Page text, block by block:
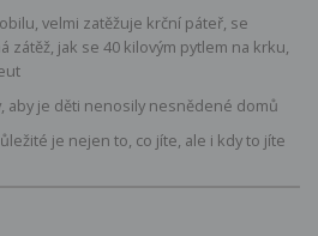
velmi zatěžuje krční páteř, se
zátěž, jak se 40 kilovým pytlem na krku,
aby je děti nenosily nesnědené domů
je nejen to, co jíte, ale i kdy to jíte